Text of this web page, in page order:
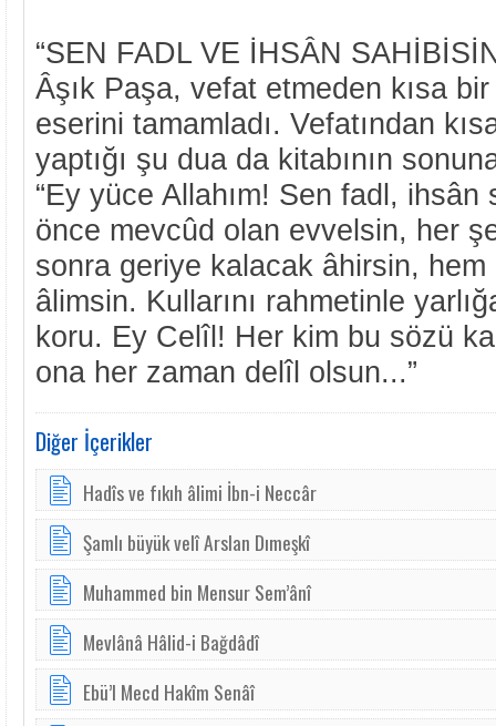
“SEN FADL VE İHSÂN
Âşık Paşa, vefat etmeden kısa
eserini tamamladı. Vefatından
yaptığı şu dua da kitabının
“Ey yüce Allahım! Sen fadl,
önce mevcûd olan evvelsin, her
sonra geriye kalacak âhirsin,
âlimsin. Kullarını rahmetinle
koru. Ey Celîl! Her kim bu sözü
ona her zaman delîl olsun...”
Diğer İçerikler
Hadîs ve fıkıh âlimi İbn-i Neccâr
Şamlı büyük velî Arslan Dımeşkî
Muhammed bin Mensur Sem’ânî
Mevlânâ Hâlid-i Bağdâdî
Ebü’l Mecd Hakîm Senâî